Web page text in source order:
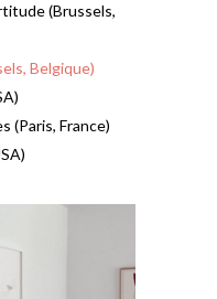
(Brussels,
Belgique)
(Paris, France)